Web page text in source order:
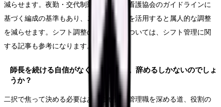
減らせます。夜勤・交代制勤務には日本看護協会のガイドラインに
基づく編成の基準もあり、こうした基準を活用すると属人的な調整
を減らせます。シフト調整の負担軽減については、シフト管理に関
する記事も参考になります。
師長を続ける自信がなくなりました。辞めるしかないのでしょ
うか？
二択で焦って決める必要はありません。管理職を深める道、役割の